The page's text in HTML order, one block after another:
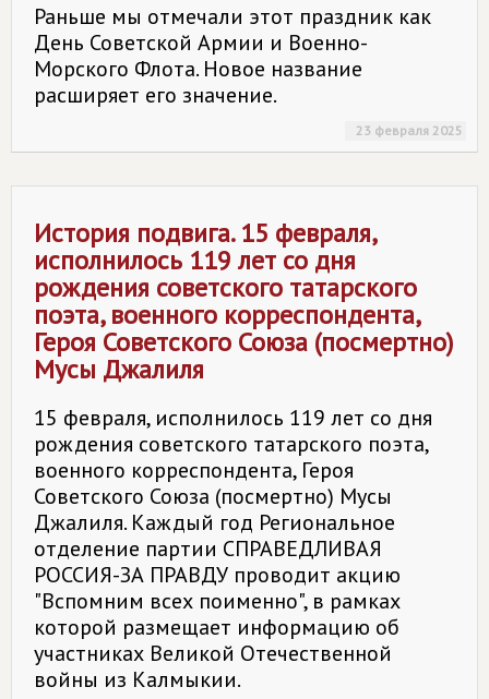
Раньше мы отмечали этот праздник как
День Советской Армии и Военно-
Морского Флота. Новое название
расширяет его значение.
23 февраля 2025
История подвига. 15 февраля,
исполнилось 119 лет со дня
рождения советского татарского
поэта, военного корреспондента,
Героя Советского Союза (посмертно)
Мусы Джалиля
15 февраля, исполнилось 119 лет со дня
рождения советского татарского поэта,
военного корреспондента, Героя
Советского Союза (посмертно) Мусы
Джалиля. Каждый год Региональное
отделение партии СПРАВЕДЛИВАЯ
РОССИЯ-ЗА ПРАВДУ проводит акцию
"Вспомним всех поименно", в рамках
которой размещает информацию об
участниках Великой Отечественной
войны из Калмыкии.